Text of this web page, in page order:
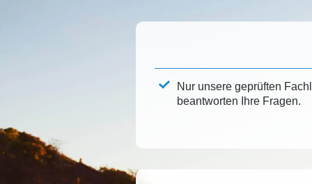
Nur unsere geprüften
beantworten Ihre Fragen.